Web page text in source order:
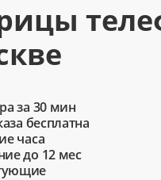
за 30 мин
бесплатна
часа
до 12 мес